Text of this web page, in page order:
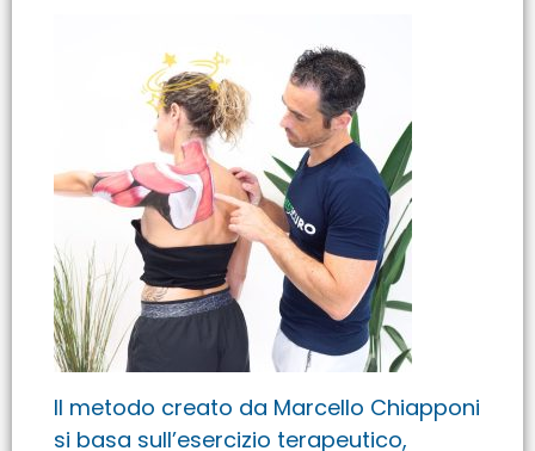
Il metodo creato da Marcello Chiapponi
si basa sull’esercizio terapeutico,